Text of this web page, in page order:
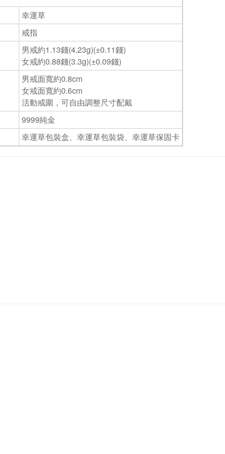
幸運草
戒指
男戒約1.13錢(4.23g)(±0.11錢)
女戒約0.88錢(3.3g)(±0.09錢)
男戒面寬約0.8cm
女戒面寬約0.6cm
活動戒圍，可自由調整尺寸配戴
9999純金
幸運草包裝盒、幸運草包裝袋、幸運草保固卡